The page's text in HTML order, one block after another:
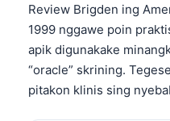
Review Brigden ing
1999 nggawe poin
apik digunakake
“oracle” skrining.
pitakon klinis sing